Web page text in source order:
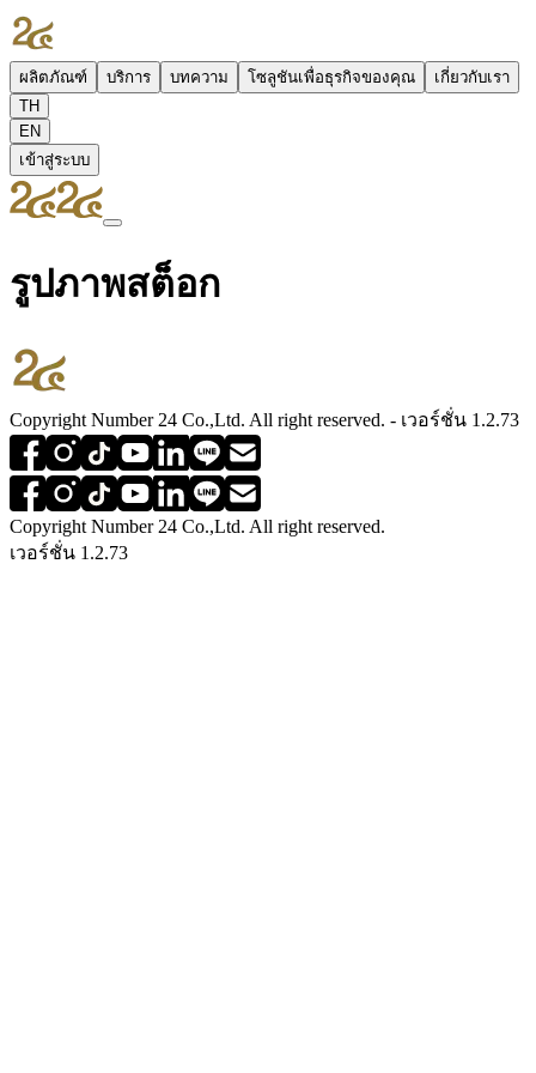
ผลิตภัณฑ์ บริการ บทความ โซลูชันเพื่อธุรกิจของคุณ
เกี่ยวกับเรา
TH
EN
เข้าสู่ระบบ
รูปภาพสต็อก
Copyright Number 24 Co.,Ltd. All right reserved. - เวอร์ชั่น 1.2.73
Copyright Number 24 Co.,Ltd. All right reserved.
เวอร์ชั่น 1.2.73